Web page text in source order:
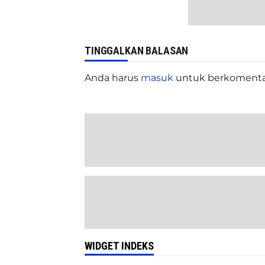
TINGGALKAN BALASAN
Anda harus masuk untuk
WIDGET INDEKS